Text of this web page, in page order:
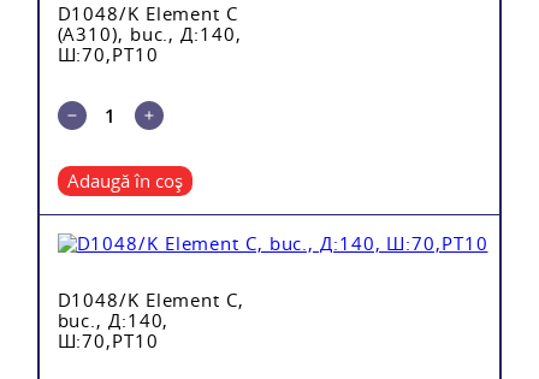
D1048/K Element C
(A310), buc., Д:140,
Ш:70,PT10
Adaugă în coș
D1048/K Element C,
buc., Д:140,
Ш:70,PT10